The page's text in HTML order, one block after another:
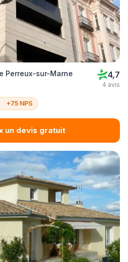
Perreux-sur-Marne 4,7
4 avis
+75 NPS
un devis gratuit